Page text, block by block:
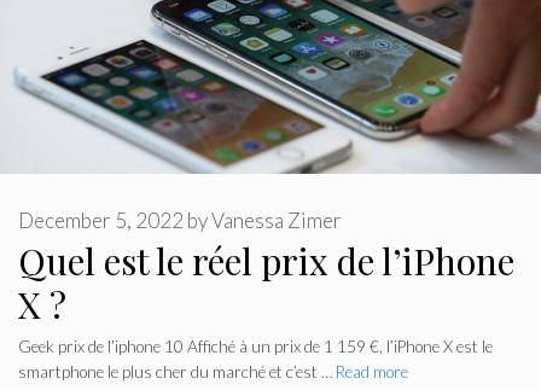
Quel est le réel prix de l’iPhone
X ?
December 5, 2022 byVanessa Zimer
Geek prix de l’iphone 10 Affiché à un prix de 1 159 €, l’iPhone X est le
smartphone le plus cher du marché et c’est … Read more